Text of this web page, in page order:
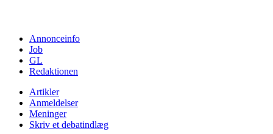
Annonceinfo
Job
GL
Redaktionen
Artikler
Anmeldelser
Meninger
Skriv et debatindlæg